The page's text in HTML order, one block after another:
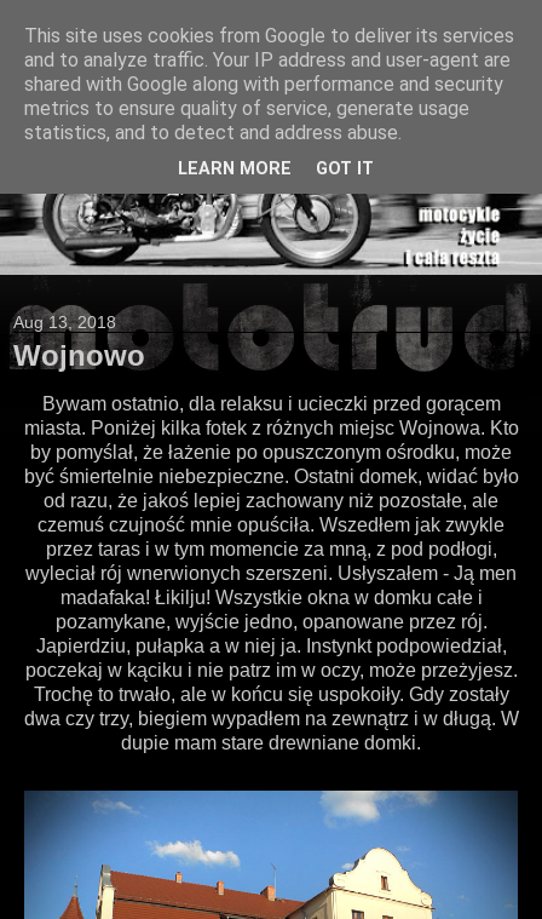
Aug 13, 2018
Wojnowo
Bywam ostatnio, dla relaksu i ucieczki przed gorącem
miasta. Poniżej kilka fotek z różnych miejsc Wojnowa. Kto
by pomyślał, że łażenie po opuszczonym ośrodku, może
być śmiertelnie niebezpieczne. Ostatni domek, widać było
od razu, że jakoś lepiej zachowany niż pozostałe, ale
czemuś czujność mnie opuściła. Wszedłem jak zwykle
przez taras i w tym momencie za mną, z pod podłogi,
wyleciał rój wnerwionych szerszeni. Usłyszałem - Ją men
madafaka! Łikilju! Wszystkie okna w domku całe i
pozamykane, wyjście jedno, opanowane przez rój.
Japierdziu, pułapka a w niej ja. Instynkt podpowiedział,
poczekaj w kąciku i nie patrz im w oczy, może przeżyjesz.
Trochę to trwało, ale w końcu się uspokoiły. Gdy zostały
dwa czy trzy, biegiem wypadłem na zewnątrz i w długą. W
dupie mam stare drewniane domki.
This site uses cookies from Google to deliver its services
and to analyze traffic. Your IP address and user-agent are
shared with Google along with performance and security
metrics to ensure quality of service, generate usage
statistics, and to detect and address abuse.
LEARN MORE GOT IT